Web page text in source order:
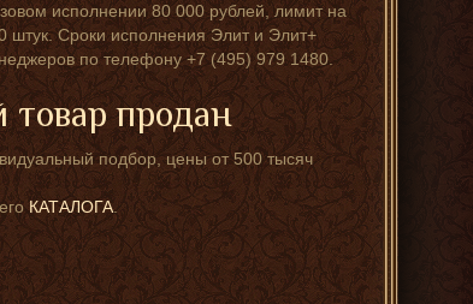
исполнении 80 000 рублей, лимит на
штук. Сроки исполнения Элит и Элит+
по телефону +7 (495) 979 1480.
продан
подбор, цены от 500 тысяч
КАТАЛОГА.